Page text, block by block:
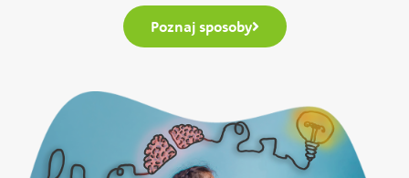
Poznaj sposoby